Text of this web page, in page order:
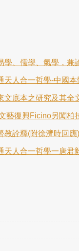
學、儒學、氣學，
天人合一哲學-中國
文底本之研究及其全
藝復興Ficino另闖柏
教詮釋(附徐濟時回應
天人合一哲學一唐君